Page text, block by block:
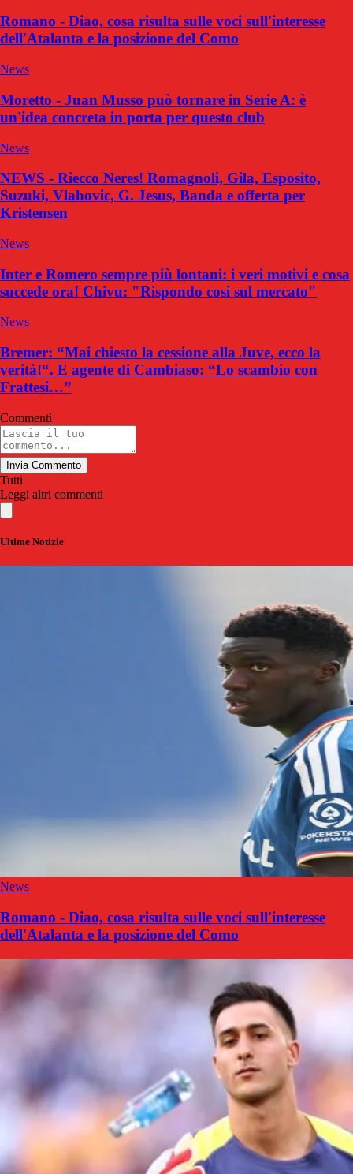
Romano - Diao, cosa risulta sulle voci sull'interesse
dell'Atalanta e la posizione del Como
News
Moretto - Juan Musso può tornare in Serie A: è
un'idea concreta in porta per questo club
News
NEWS - Riecco Neres! Romagnoli, Gila, Esposito,
Suzuki, Vlahovic, G. Jesus, Banda e offerta per
Kristensen
News
Inter e Romero sempre più lontani: i veri motivi e cosa
succede ora! Chivu: "Rispondo così sul mercato"
News
Bremer: “Mai chiesto la cessione alla Juve, ecco la
verità!“. E agente di Cambiaso: “Lo scambio con
Frattesi…”
Commenti
Invia Commento
Tutti
Leggi altri commenti
Ultime Notizie
News
Romano - Diao, cosa risulta sulle voci sull'interesse
dell'Atalanta e la posizione del Como